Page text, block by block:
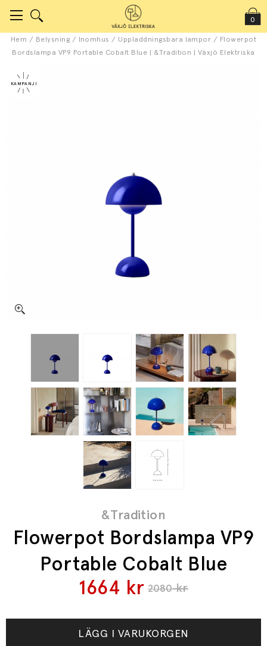
0
Hem / Belysning / Inomhus / Uppladdningsbara lampor / Flowerpot
Bordslampa VP9 Portable Cobalt Blue | &Tradition | Växjö Elektriska
&Tradition
Flowerpot Bordslampa VP9
Portable Cobalt Blue
2080kr
1664 kr
LÄGG I VARUKORGEN